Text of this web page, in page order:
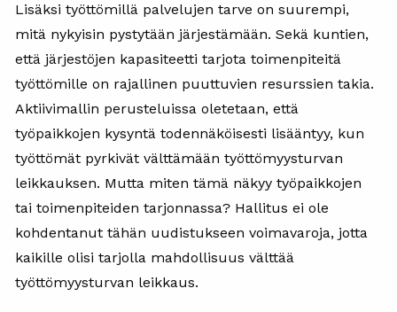
Lisäksi työttömillä palvelujen tarve on suurempi,
mitä nykyisin pystytään järjestämään. Sekä kuntien,
että järjestöjen kapasiteetti tarjota toimenpiteitä
työttömille on rajallinen puuttuvien resurssien takia.
Aktiivimallin perusteluissa oletetaan, että
työpaikkojen kysyntä todennäköisesti lisääntyy, kun
työttömät pyrkivät välttämään työttömyysturvan
leikkauksen. Mutta miten tämä näkyy työpaikkojen
tai toimenpiteiden tarjonnassa? Hallitus ei ole
kohdentanut tähän uudistukseen voimavaroja, jotta
kaikille olisi tarjolla mahdollisuus välttää
työttömyysturvan leikkaus.